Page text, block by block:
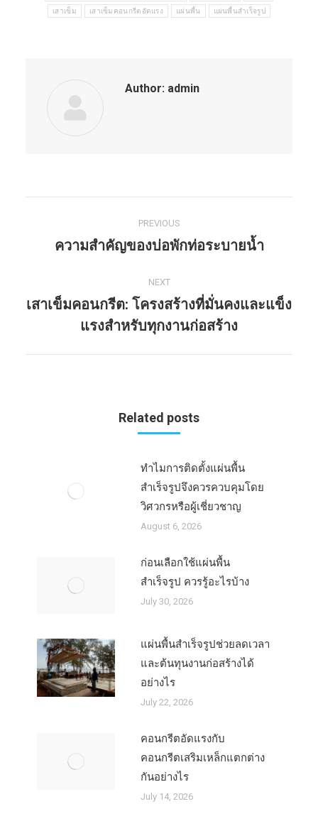
เสาเข็ม เสาเข็มคอนกรีตอัดแรง แผ่นพื้น แผ่นพื้นสำเร็จรูป
Author: admin
navigation
PREVIOUS
Previous
ความสำคัญของบ่อพักท่อระบายน้ำ
NEXT
Next
post:
เสาเข็มคอนกรีต: โครงสร้างที่มั่นคงและแข็ง
แรงสำหรับทุกงานก่อสร้าง
Related posts
ทำไมการติดตั้งแผ่นพื้น
สำเร็จรูปจึงควรควบคุมโดย
วิศวกรหรือผู้เชี่ยวชาญ
August 6, 2026
ก่อนเลือกใช้แผ่นพื้น
สำเร็จรูป ควรรู้อะไรบ้าง
July 30, 2026
แผ่นพื้นสำเร็จรูปช่วยลดเวลา
และต้นทุนงานก่อสร้างได้
อย่างไร
July 22, 2026
คอนกรีตอัดแรงกับ
คอนกรีตเสริมเหล็กแตกต่าง
กันอย่างไร
July 14, 2026